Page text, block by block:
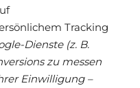
Tracking
Dienste (z. B.
zu messen
Einwilligung –